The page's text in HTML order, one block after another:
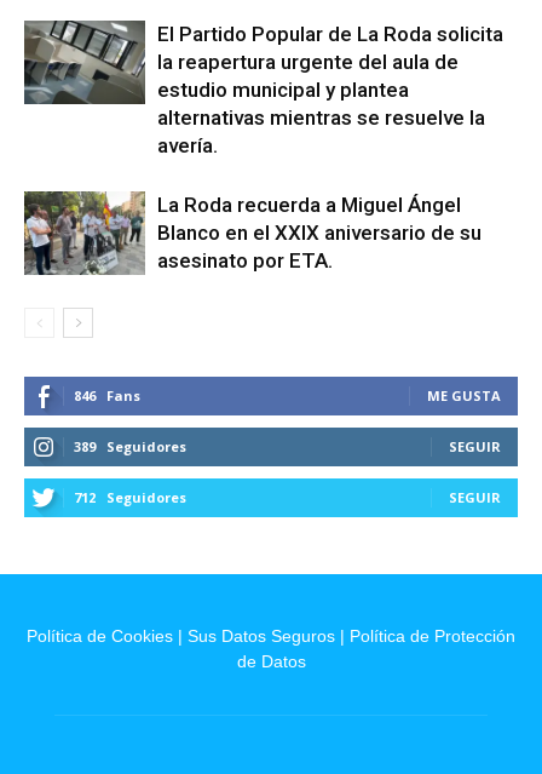
El Partido Popular de La Roda solicita
la reapertura urgente del aula de
estudio municipal y plantea
alternativas mientras se resuelve la
avería.
La Roda recuerda a Miguel Ángel
Blanco en el XXIX aniversario de su
asesinato por ETA.
846 Fans ME GUSTA
389 Seguidores SEGUIR
712 Seguidores SEGUIR
Política de Cookies | Sus Datos Seguros | Política de Protección
de Datos